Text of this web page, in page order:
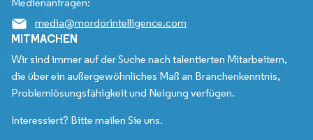
media@mordorintelligence.com
MITMACHEN
Wir sind immer auf der Suche nach talentierten Mitarbeitern,
die über ein außergewöhnliches Maß an Branchenkenntnis,
Problemlösungsfähigkeit und Neigung verfügen.
Interessiert? Bitte mailen Sie uns.